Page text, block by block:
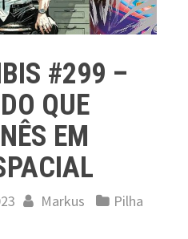
#299 –
QUE
EM
Markus
Pilha